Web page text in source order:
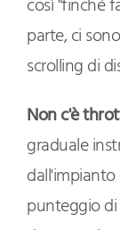
così "finché
parte, ci
scrolling di
Non c'è
graduale
punteggio di